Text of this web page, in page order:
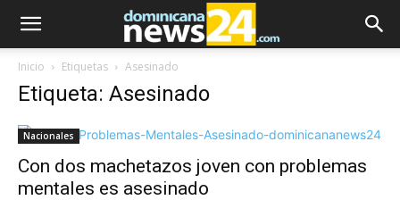
Inicio Etiquetas Asesinado
Etiqueta: Asesinado
Nacionales
Con dos machetazos joven con problemas
mentales es asesinado